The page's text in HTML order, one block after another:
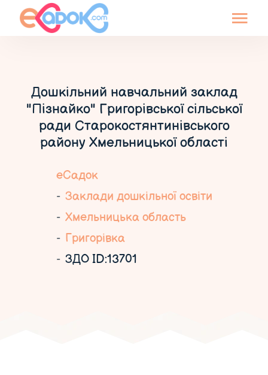
Дошкільний навчальний заклад
"Пізнайко" Григорівської сільської
ради Старокостянтинівського
району Хмельницької області
еСадок
Заклади дошкільної освіти
Хмельницька область
Григорівка
ЗДО ID:13701